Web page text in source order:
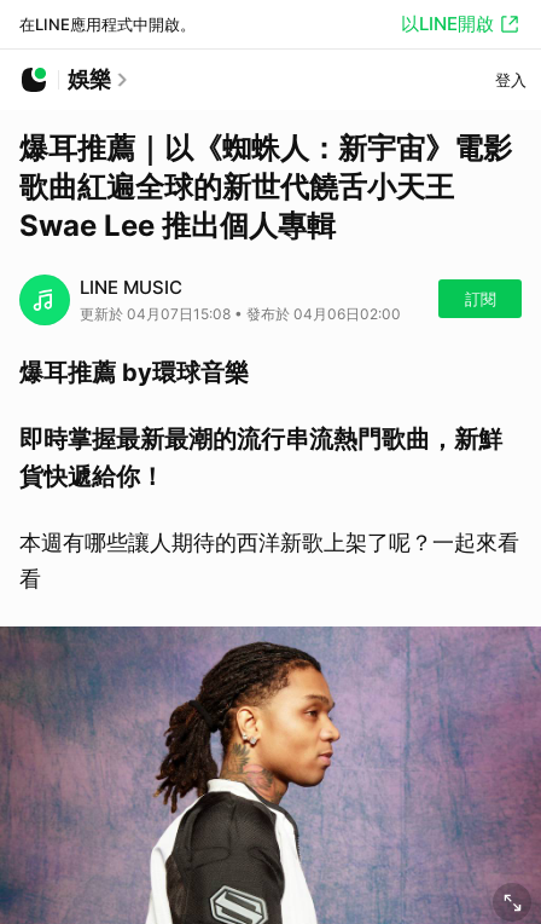
在LINE應用程式中開啟。 以LINE開啟
娛樂 登入
爆耳推薦｜以《蜘蛛人：新宇宙》電影
歌曲紅遍全球的新世代饒舌小天王
Swae Lee 推出個人專輯
LINE MUSIC
更新於 04月07日15:08 • 發布於 04月06日02:00
訂閱
爆耳推薦 by環球音樂
即時掌握最新最潮的流行串流熱門歌曲，新鮮
貨快遞給你！
本週有哪些讓人期待的西洋新歌上架了呢？一起來看
看